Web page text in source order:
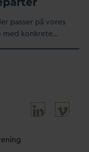
passer på vores
med konkrete…